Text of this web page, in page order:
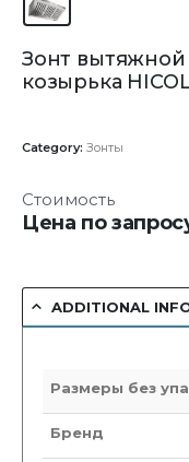
Зонт
козырька
Category: Зонты
Стоимость
Цена по
ADDITIONAL
Размеры без
Бренд